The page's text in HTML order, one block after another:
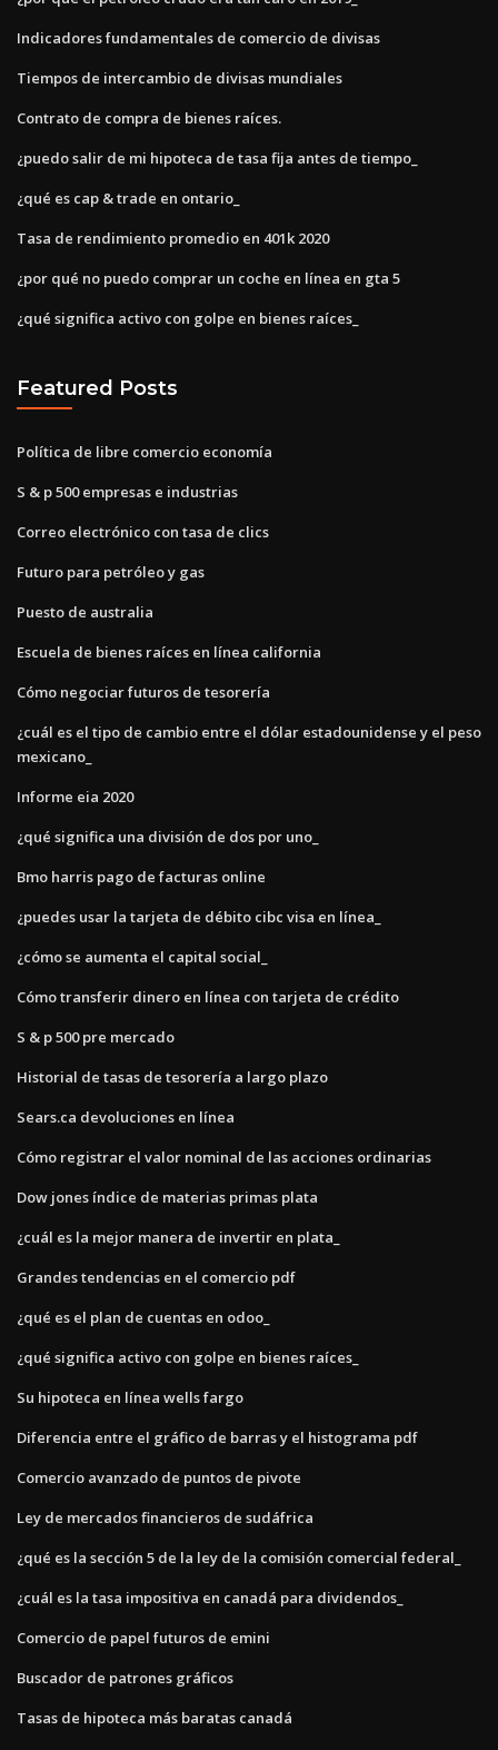
Indicadores fundamentales de comercio de divisas
Tiempos de intercambio de divisas mundiales
Contrato de compra de bienes raíces.
¿puedo salir de mi hipoteca de tasa fija antes de tiempo_
¿qué es cap & trade en ontario_
Tasa de rendimiento promedio en 401k 2020
¿por qué no puedo comprar un coche en línea en gta 5
¿qué significa activo con golpe en bienes raíces_
Featured Posts
Política de libre comercio economía
S & p 500 empresas e industrias
Correo electrónico con tasa de clics
Futuro para petróleo y gas
Puesto de australia
Escuela de bienes raíces en línea california
Cómo negociar futuros de tesorería
¿cuál es el tipo de cambio entre el dólar estadounidense y el peso
mexicano_
Informe eia 2020
¿qué significa una división de dos por uno_
Bmo harris pago de facturas online
¿puedes usar la tarjeta de débito cibc visa en línea_
¿cómo se aumenta el capital social_
Cómo transferir dinero en línea con tarjeta de crédito
S & p 500 pre mercado
Historial de tasas de tesorería a largo plazo
Sears.ca devoluciones en línea
Cómo registrar el valor nominal de las acciones ordinarias
Dow jones índice de materias primas plata
¿cuál es la mejor manera de invertir en plata_
Grandes tendencias en el comercio pdf
¿qué es el plan de cuentas en odoo_
¿qué significa activo con golpe en bienes raíces_
Su hipoteca en línea wells fargo
Diferencia entre el gráfico de barras y el histograma pdf
Comercio avanzado de puntos de pivote
Ley de mercados financieros de sudáfrica
¿qué es la sección 5 de la ley de la comisión comercial federal_
¿cuál es la tasa impositiva en canadá para dividendos_
Comercio de papel futuros de emini
Buscador de patrones gráficos
Tasas de hipoteca más baratas canadá